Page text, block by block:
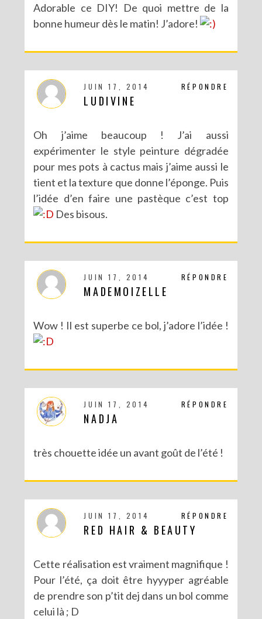
Adorable ce DIY! De quoi mettre de la
bonne humeur dès le matin! J’adore!
RÉPONDRE
JUIN 17, 2014
LUDIVINE
Oh j’aime beaucoup ! J’ai aussi
expérimenter le style peinture dégradée
pour mes pots à cactus mais j’aime aussi le
tient et la texture que donne l’éponge. Puis
l’idée d’en faire une pastèque c’est top
Des bisous.
RÉPONDRE
JUIN 17, 2014
MADEMOIZELLE
Wow ! Il est superbe ce bol, j’adore l’idée !
RÉPONDRE
JUIN 17, 2014
NADJA
très chouette idée un avant goût de l’été !
RÉPONDRE
JUIN 17, 2014
RED HAIR & BEAUTY
Cette réalisation est vraiment magnifique !
Pour l’été, ça doit être hyyyper agréable
de prendre son p’tit dej dans un bol comme
celui là ; D